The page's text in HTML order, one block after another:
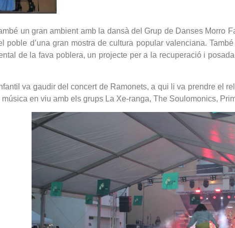
un gran ambient amb la dansà del Grup de Danses Morro
poble d’una gran mostra de cultura popular valenciana.
de la fava poblera, un projecte per a la recuperació i
va gaudir del concert de Ramonets, a qui li va prendre el
en viu amb els grups La Xe-ranga, The Soulomonics,